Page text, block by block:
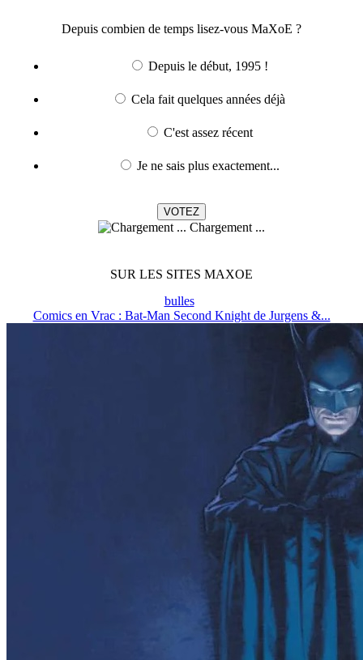
Depuis combien de temps lisez-vous MaXoE ?
Depuis le début, 1995 !
Cela fait quelques années déjà
C'est assez récent
Je ne sais plus exactement...
Chargement ...
SUR LES SITES MAXOE
bulles
Comics en Vrac : Bat-Man Second Knight de Jurgens &...